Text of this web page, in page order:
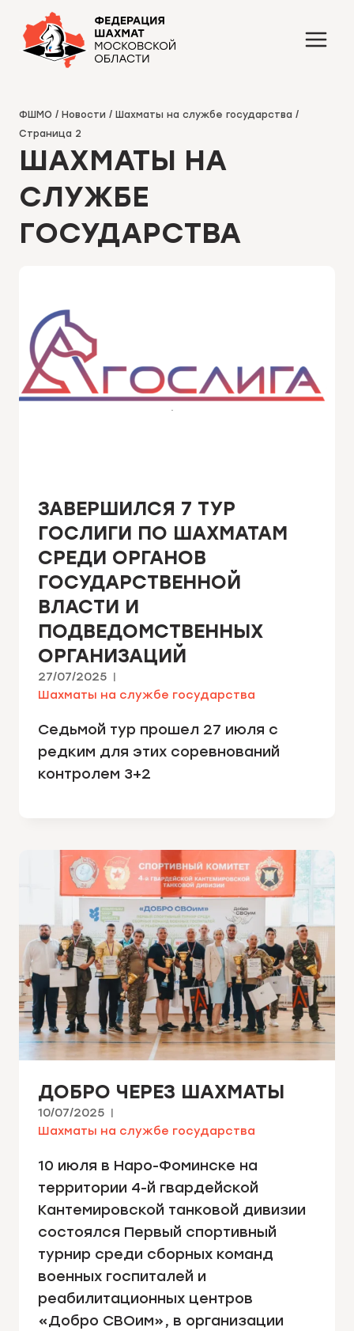
Перейти
содержимому
ФШМО / Новости / Шахматы на службе государства /
Страница 2
ШАХМАТЫ НА
СЛУЖБЕ
ГОСУДАРСТВА
ЗАВЕРШИЛСЯ 7 ТУР
ГОСЛИГИ ПО ШАХМАТАМ
СРЕДИ ОРГАНОВ
ГОСУДАРСТВЕННОЙ
ВЛАСТИ И
ПОДВЕДОМСТВЕННЫХ
ОРГАНИЗАЦИЙ
27/07/2025
Шахматы на службе государства
Седьмой тур прошел 27 июля с
редким для этих соревнований
контролем 3+2
ДОБРО ЧЕРЕЗ ШАХМАТЫ
10/07/2025
Шахматы на службе государства
10 июля в Наро-Фоминске на
территории 4-й гвардейской
Кантемировской танковой дивизии
состоялся Первый спортивный
турнир среди сборных команд
военных госпиталей и
реабилитационных центров
«Добро СВОим», в организации